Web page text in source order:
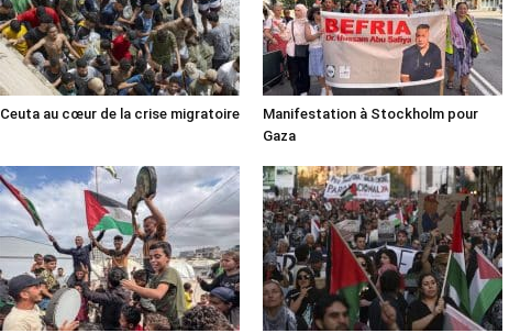
Ceuta au cœur de la crise migratoire
Manifestation à Stockholm pour
Gaza